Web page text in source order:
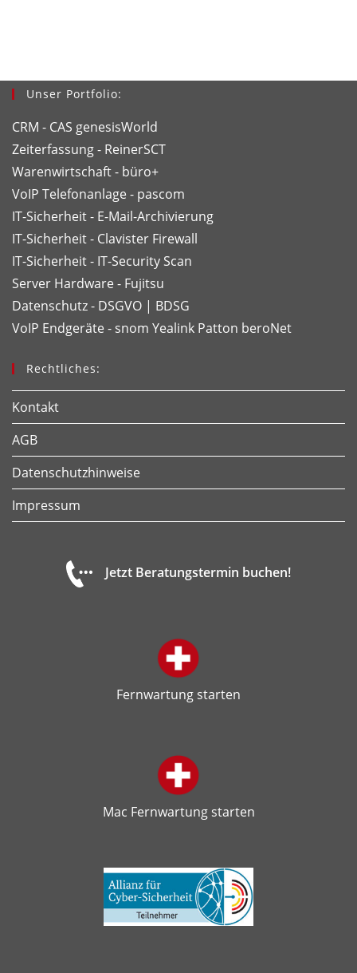
Unser Portfolio:
CRM - CAS genesisWorld
Zeiterfassung - ReinerSCT
Warenwirtschaft - büro+
VoIP Telefonanlage - pascom
IT-Sicherheit - E-Mail-Archivierung
IT-Sicherheit - Clavister Firewall
IT-Sicherheit - IT-Security Scan
Server Hardware - Fujitsu
Datenschutz - DSGVO | BDSG
VoIP Endgeräte - snom Yealink Patton beroNet
Rechtliches:
Kontakt
AGB
Datenschutzhinweise
Impressum
Jetzt Beratungstermin buchen!
Fernwartung starten
Mac Fernwartung starten